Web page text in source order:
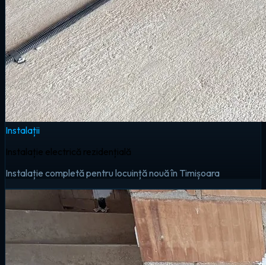
Instalații
Instalație electrică rezidențială
Instalație completă pentru locuință nouă în Timișoara